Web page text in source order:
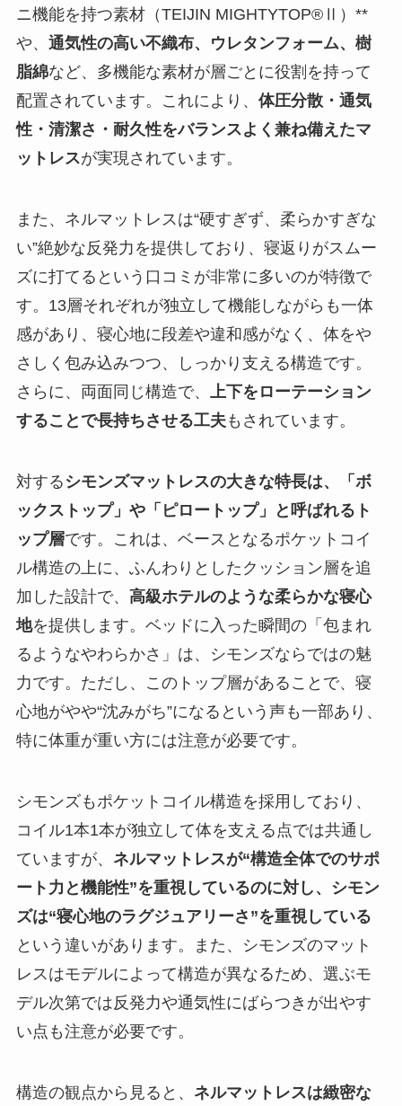
ニ機能を持つ素材（TEIJIN MIGHTYTOP®Ⅱ）**
や、 通気性の高い不織布、ウレタンフォーム、樹
脂綿など、多機能な素材が層ごとに役割を持って
配置されています。これにより、 体圧分散・通気
性・清潔さ・耐久性をバランスよく兼ね備えたマ
ットレスが実現されています。
また、ネルマットレスは“硬すぎず、柔らかすぎな
い”絶妙な反発力 を提供しており、寝返りがスムー
ズに打てるという口コミが非常に多いのが特徴で
す。13層それぞれが独立して機能しながらも一体
感があり、寝心地に段差や違和感がなく、体をや
さしく包み込みつつ、しっかり支える構造です。
さらに、両面同じ構造で、 上下をローテーション
することで長持ちさせる工夫もされています。
対する シモンズマットレスの大きな特長は、「ボ
ックストップ」や「ピロートップ」と呼ばれるト
ップ層です。これは、ベースとなるポケットコイ
ル構造の上に、ふんわりとしたクッション層を追
加した設計で、 高級ホテルのような柔らかな寝心
地を提供します。ベッドに入った瞬間の「包まれ
るようなやわらかさ」は、シモンズならではの魅
力です。ただし、このトップ層があることで、寝
心地がやや“沈みがち”になるという声も一部あり、
特に体重が重い方には注意が必要です。
シモンズもポケットコイル構造を採用しており、
コイル1本1本が独立して体を支える点では共通し
ていますが、 ネルマットレスが“構造全体でのサポ
ート力と機能性”を重視しているのに対し、シモン
ズは“寝心地のラグジュアリーさ”を重視している
という違いがあります。また、シモンズのマット
レスはモデルによって構造が異なるため、選ぶモ
デル次第では反発力や通気性にばらつきが出やす
い点も注意が必要です。
構造の観点から見ると、 ネルマットレスは緻密な